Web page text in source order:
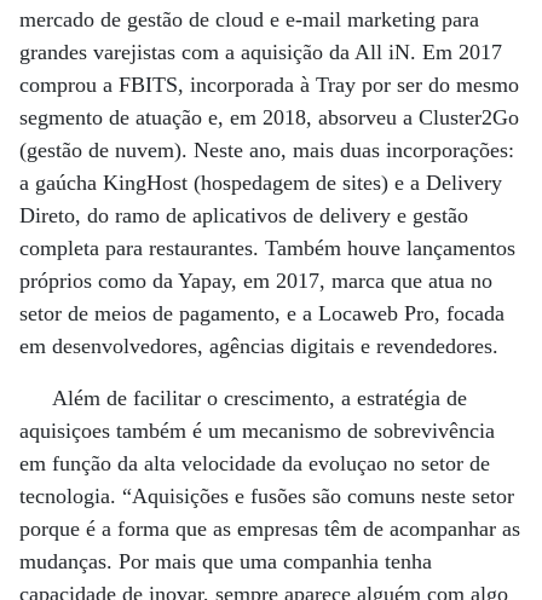
mercado de gestão de cloud e e-mail marketing para
grandes varejistas com a aquisição da All iN. Em 2017
comprou a FBITS, incorporada à Tray por ser do mesmo
segmento de atuação e, em 2018, absorveu a Cluster2Go
(gestão de nuvem). Neste ano, mais duas incorporações:
a gaúcha KingHost (hospedagem de sites) e a Delivery
Direto, do ramo de aplicativos de delivery e gestão
completa para restaurantes. Também houve lançamentos
próprios como da Yapay, em 2017, marca que atua no
setor de meios de pagamento, e a Locaweb Pro, focada
em desenvolvedores, agências digitais e revendedores.
Além de facilitar o crescimento, a estratégia de
aquisiçoes também é um mecanismo de sobrevivência
em função da alta velocidade da evoluçao no setor de
tecnologia. “Aquisições e fusões são comuns neste setor
porque é a forma que as empresas têm de acompanhar as
mudanças. Por mais que uma companhia tenha
capacidade de inovar, sempre aparece alguém com algo